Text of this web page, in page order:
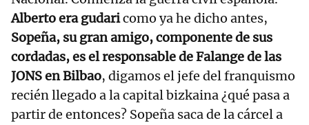
Alberto era gudaricomo ya he dicho antes,
Sopeña, su gran amigo, componente de sus
cordadas, es el responsable de Falange de las
JONS en Bilbao, digamos el jefe del franquismo
recién llegado a la capital bizkaina ¿qué pasa a
partir de entonces? Sopeña saca de la cárcel a